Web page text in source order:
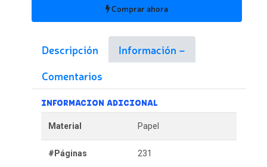
Comprar ahora
Descripción
Información
Comentarios
INFORMACION ADICIONAL
Material Papel
#Páginas 231